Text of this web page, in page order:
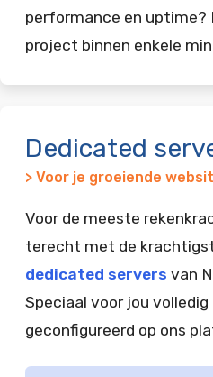
performance en uptime?
project binnen enkele
Dedicated
> Voor je groeiende
Voor de meeste
terecht met de
dedicated servers van
Speciaal voor jou volledig
geconfigureerd op ons